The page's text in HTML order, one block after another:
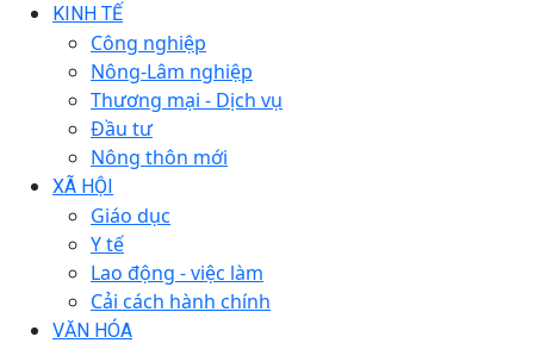
KINH TẾ
Công nghiệp
Nông-Lâm nghiệp
Thương mại - Dịch vụ
Đầu tư
Nông thôn mới
XÃ HỘI
Giáo dục
Y tế
Lao động - việc làm
Cải cách hành chính
VĂN HÓA